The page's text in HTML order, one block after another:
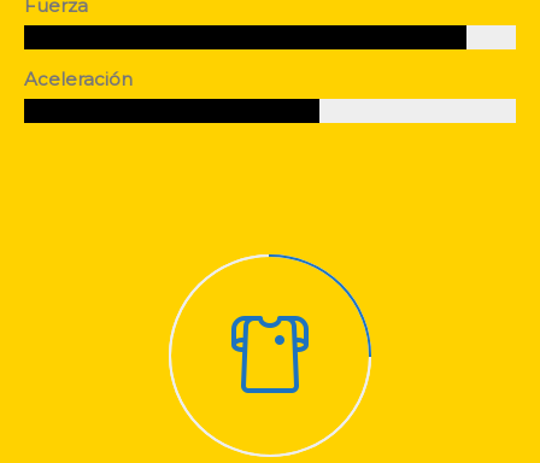
Fuerza
Aceleración